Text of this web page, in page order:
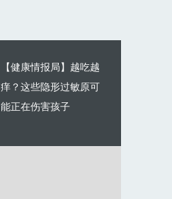
【健康情报局】越吃越
痒？这些隐形过敏原可
能正在伤害孩子